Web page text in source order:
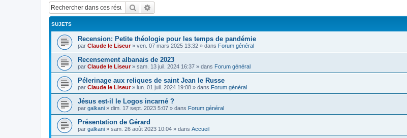
Rechercher
SUJETS
Recension: Petite théologie pour les temps de pandémie
par Claude le Liseur» ven. 07 mars 2025 13:32 » dans Forum général
Recensement albanais de 2023
par Claude le Liseur» sam. 13 juil. 2024 16:37 » dans Forum général
Pélerinage aux reliques de saint Jean le Russe
par Claude le Liseur» lun. 01 juil. 2024 19:08 » dans Forum général
Jésus est-il le Logos incarné ?
par galkani » dim. 17 sept. 2023 5:07 » dans Forum général
Présentation de Gérard
par galkani » sam. 26 août 2023 10:04 » dans Accueil